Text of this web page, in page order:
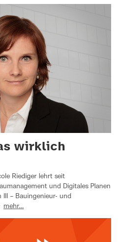
wirklich
Riediger lehrt seit
und Digitales Planen
III – Bauingenieur- und
mehr…